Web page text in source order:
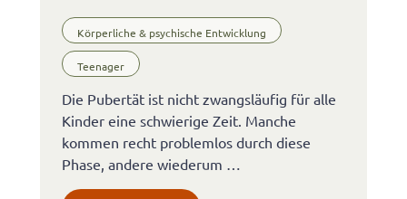
Körperliche & psychische Entwicklung
Teenager
Die Pubertät ist nicht zwangsläufig für alle
Kinder eine schwierige Zeit. Manche
kommen recht problemlos durch diese
Phase, andere wiederum …